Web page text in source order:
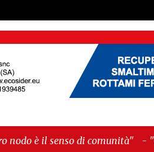
comunità" -"Cava de’ Tirreni, La